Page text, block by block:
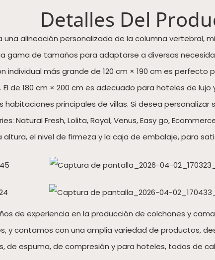
Detalles Del
una alineación personalizada de la columna vertebral,
gama de tamaños para adaptarse a diversas
más grande de 120 cm × 190 cm es perfecto
de 180 cm × 200 cm es adecuado para hoteles de
habitaciones principales de villas. Si desea
Natural Fresh, Lolita, Royal, Venus, Easy go,
el nivel de firmeza y la caja de embalaje, para
de experiencia en la producción de colchones y
y contamos con una amplia variedad de productos,
de espuma, de compresión y para hoteles, todos de